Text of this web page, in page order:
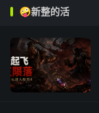
🤪新整的活